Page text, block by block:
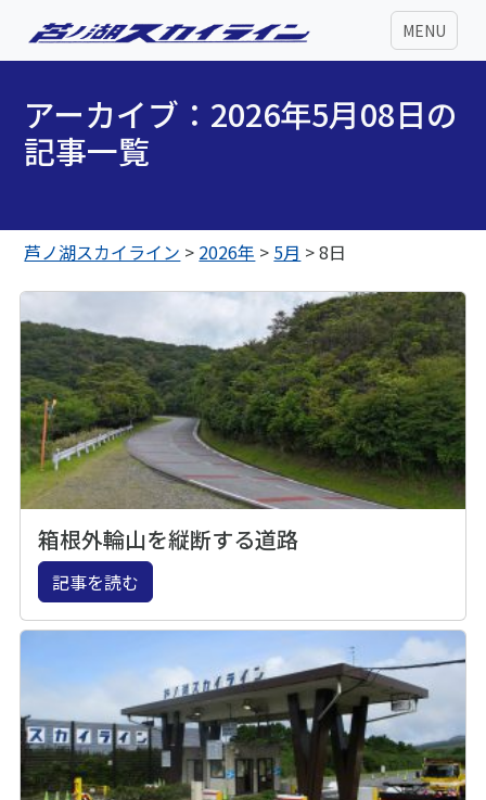
MENU
アーカイブ：2026年5月08日の
記事一覧
芦ノ湖スカイライン > 2026年 > 5月 >8日
箱根外輪山を縦断する道路
記事を読む